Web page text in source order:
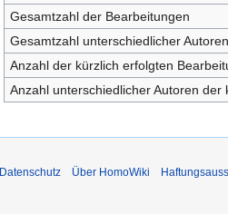
Gesamtzahl der Bearbeitungen
Gesamtzahl unterschiedlicher Autoren
Anzahl der kürzlich erfolgten
Anzahl unterschiedlicher Autoren
Datenschutz Über HomoWiki